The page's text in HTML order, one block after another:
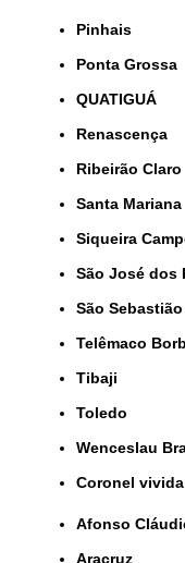
Pinhais
Ponta Grossa
QUATIGUÁ
Renascença
Ribeirão Claro
Santa Mariana
Siqueira
São José
São
Telêmaco
Tibaji
Toledo
Wenceslau
coronel vivida
Afonso
Aracruz